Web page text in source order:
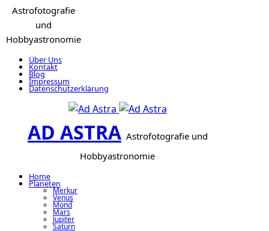
Astrofotografie
und
Hobbyastronomie
Über Uns
Kontakt
Blog
Impressum
Datenschutzerklärung
AD ASTRA Astrofotografie und
Hobbyastronomie
Home
Planeten
Merkur
Venus
Mond
Mars
Jupiter
Saturn